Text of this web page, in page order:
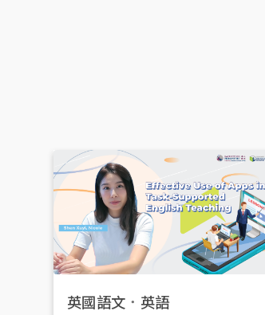
英國語文 ． 英語